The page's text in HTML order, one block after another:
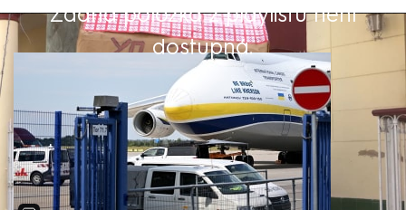
Žádná položka z playlistu není
dostupná.
Výběr redakce